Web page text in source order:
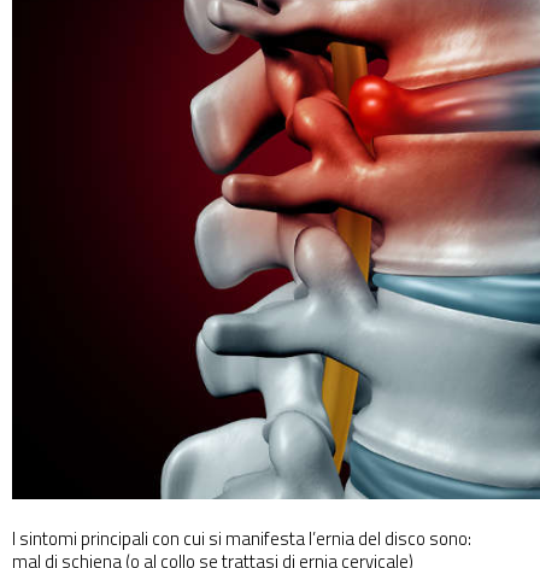
I sintomi principali con cui si manifesta l’ernia del disco sono:
mal di schiena (o al collo se trattasi di ernia cervicale)